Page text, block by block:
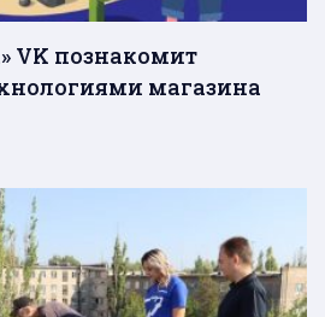
VK познакомит
магазина